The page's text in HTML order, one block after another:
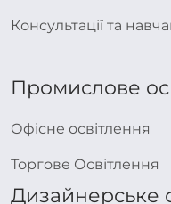
Консультації та
Промислове
Офісне освітлення
Торгове Освітлення
Дизайнерське